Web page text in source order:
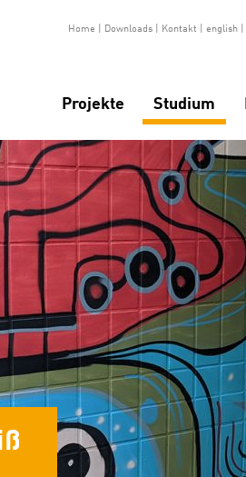
Home Downloads Kontakt english
Projekte Studium